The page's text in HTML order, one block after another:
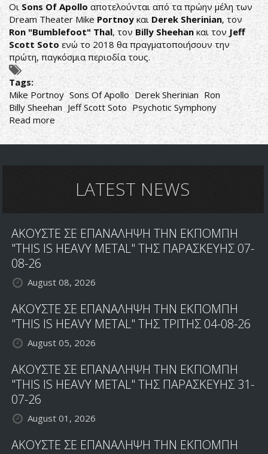
Οι Sons Of Apolloαποτελούνται από τα πρώην μέλη των
Dream Theater MikePortnoy και Derek Sherinian, τον
Ron "Bumblefoot" Thal, τον Billy Sheehanκαι τον Jeff
Scott Soto ενώ το 2018 θα πραγματοποιήσουν την
πρώτη, παγκόσμια περιοδία τους.
Tags:
Mike Portnoy Sons Of Apollo Derek Sherinian Ron
Billy Sheehan Jeff Scott Soto Psychotic Symphony
Read moreabout
MIKE
PORTNOY:
ΑΡΧΗ
ΗΘΕΛΑ
ΤΟ
ΕΙΔΟΣ
ΠΟΥ
ΒΑΣΙΚΟ
ΟΡΓΑΝΟ
LATEST NEWS
ΑΚΟΥΣΤΕ ΣΕ ΕΠΑΝΑΛΗΨΗ ΤΗΝ ΕΚΠΟΜΠΗ
"THIS IS HEAVY METAL" ΤΗΣ ΠΑΡΑΣΚΕΥΗΣ 07-
08-26
August 08, 2026
ΑΚΟΥΣΤΕ ΣΕ ΕΠΑΝΑΛΗΨΗ ΤΗΝ ΕΚΠΟΜΠΗ
"THIS IS HEAVY METAL" ΤΗΣ ΤΡΙΤΗΣ 04-08-26
August 05, 2026
ΑΚΟΥΣΤΕ ΣΕ ΕΠΑΝΑΛΗΨΗ ΤΗΝ ΕΚΠΟΜΠΗ
"THIS IS HEAVY METAL" ΤΗΣ ΠΑΡΑΣΚΕΥΗΣ 31-
07-26
August 01, 2026
ΑΚΟΥΣΤΕ ΣΕ ΕΠΑΝΑΛΗΨΗ ΤΗΝ ΕΚΠΟΜΠΗ